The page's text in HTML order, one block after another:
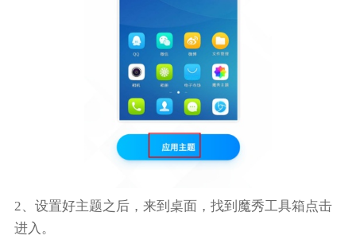
2、设置好主题之后，来到桌面，找到魔秀工具箱点击
进入。